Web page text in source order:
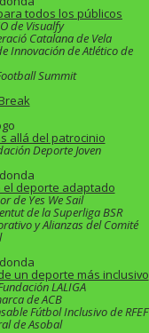
todos los públicos
de Visualfy
Catalana de Vela
Innovación de Atlético de
Summit
allá del patrocinio
Deporte Joven
el deporte adaptado
de Yes We Sail
de la Superliga BSR
y Alianzas del Comité
un deporte más inclusivo
LALIGA
de ACB
Fútbol Inclusivo de RFEF
de Asobal